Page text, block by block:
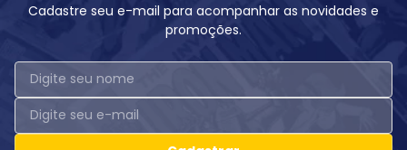
Cadastre seu e-mail para acompanhar as novidades e
promoções.